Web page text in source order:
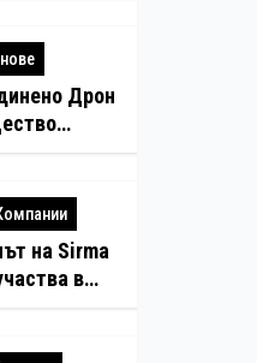
домове
Дрон
за
с
на Sirma
в